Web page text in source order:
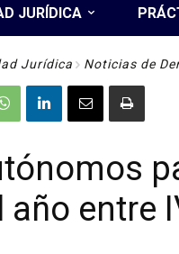
JURÍDICA
Jurídica Noticias de
año entre